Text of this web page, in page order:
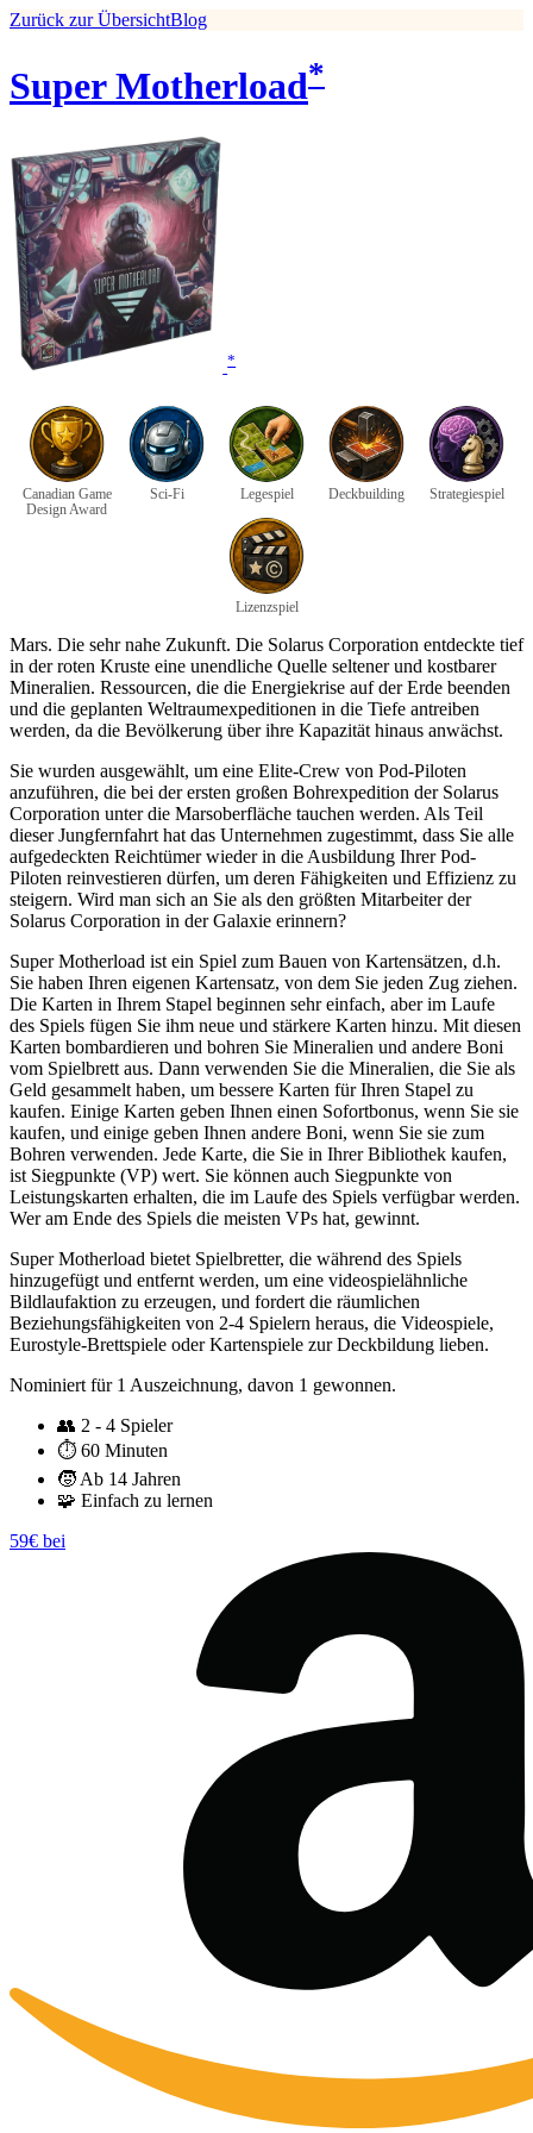
Zurück zur ÜbersichtBlog
Super Motherload*
*
Canadian Game
Design Award
Sci-Fi Legespiel Deckbuilding Strategiespiel
Lizenzspiel
Mars. Die sehr nahe Zukunft. Die Solarus Corporation entdeckte tief
in der roten Kruste eine unendliche Quelle seltener und kostbarer
Mineralien. Ressourcen, die die Energiekrise auf der Erde beenden
und die geplanten Weltraumexpeditionen in die Tiefe antreiben
werden, da die Bevölkerung über ihre Kapazität hinaus anwächst.
Sie wurden ausgewählt, um eine Elite-Crew von Pod-Piloten
anzuführen, die bei der ersten großen Bohrexpedition der Solarus
Corporation unter die Marsoberfläche tauchen werden. Als Teil
dieser Jungfernfahrt hat das Unternehmen zugestimmt, dass Sie alle
aufgedeckten Reichtümer wieder in die Ausbildung Ihrer Pod-
Piloten reinvestieren dürfen, um deren Fähigkeiten und Effizienz zu
steigern. Wird man sich an Sie als den größten Mitarbeiter der
Solarus Corporation in der Galaxie erinnern?
Super Motherload ist ein Spiel zum Bauen von Kartensätzen, d.h.
Sie haben Ihren eigenen Kartensatz, von dem Sie jeden Zug ziehen.
Die Karten in Ihrem Stapel beginnen sehr einfach, aber im Laufe
des Spiels fügen Sie ihm neue und stärkere Karten hinzu. Mit diesen
Karten bombardieren und bohren Sie Mineralien und andere Boni
vom Spielbrett aus. Dann verwenden Sie die Mineralien, die Sie als
Geld gesammelt haben, um bessere Karten für Ihren Stapel zu
kaufen. Einige Karten geben Ihnen einen Sofortbonus, wenn Sie sie
kaufen, und einige geben Ihnen andere Boni, wenn Sie sie zum
Bohren verwenden. Jede Karte, die Sie in Ihrer Bibliothek kaufen,
ist Siegpunkte (VP) wert. Sie können auch Siegpunkte von
Leistungskarten erhalten, die im Laufe des Spiels verfügbar werden.
Wer am Ende des Spiels die meisten VPs hat, gewinnt.
Super Motherload bietet Spielbretter, die während des Spiels
hinzugefügt und entfernt werden, um eine videospielähnliche
Bildlaufaktion zu erzeugen, und fordert die räumlichen
Beziehungsfähigkeiten von 2-4 Spielern heraus, die Videospiele,
Eurostyle-Brettspiele oder Kartenspiele zur Deckbildung lieben.
Nominiert für 1 Auszeichnung, davon 1 gewonnen.
👥 2 - 4 Spieler
⏱️ 60 Minuten
🧒 Ab 14 Jahren
🧩 Einfach zu lernen
59€ bei